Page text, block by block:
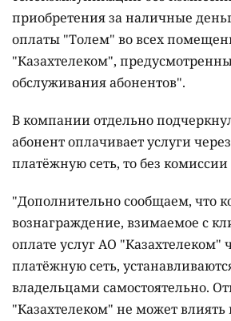
приобретения за наличные
оплаты "Толем" во всех
"Казахтелеком",
обслуживания абонентов".
В компании отдельно
абонент оплачивает услуги
платёжную сеть, то без комиссии
"Дополнительно сообщаем, что
вознаграждение, взимаемое с
оплате услуг АО "Казахтелеком"
платёжную сеть,
владельцами самостоятельно.
"Казахтелеком" не может влиять